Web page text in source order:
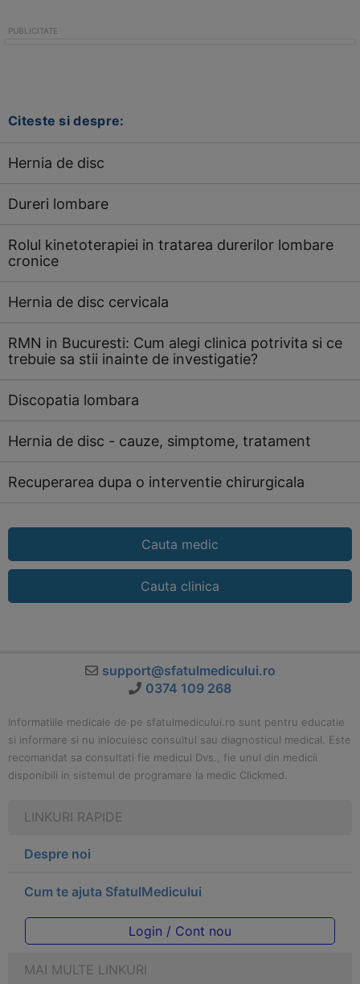
Citeste si despre:
Hernia de disc
Dureri lombare
Rolul kinetoterapiei in tratarea durerilor lombare
cronice
Hernia de disc cervicala
RMN in Bucuresti: Cum alegi clinica potrivita si ce
trebuie sa stii inainte de investigatie?
Discopatia lombara
Hernia de disc - cauze, simptome, tratament
Recuperarea dupa o interventie chirurgicala
Cauta medic
Cauta clinica
support@sfatulmedicului.ro
0374 109 268
Informatiile medicale de pe sfatulmedicului.ro sunt pentru educatie
si informare si nu inlocuiesc consultul sau diagnosticul medical. Este
recomandat sa consultati fie medicul Dvs., fie unul din medicii
disponibili in sistemul de programare la medic Clickmed.
LINKURI RAPIDE
Despre noi
Cum te ajuta SfatulMedicului
Login / Cont nou
MAI MULTE LINKURI